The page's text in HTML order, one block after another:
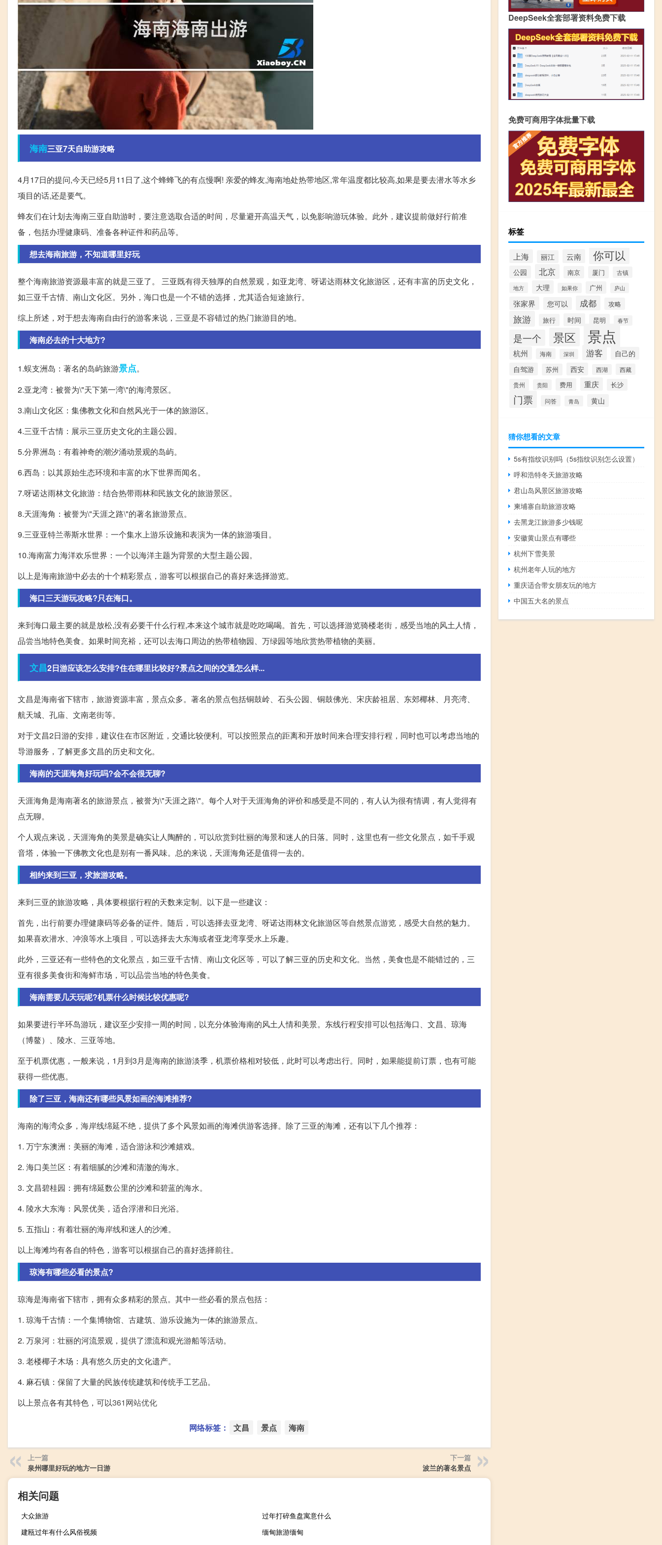
海南三亚7天自助游攻略
4月17日的提问,今天已经5月11日了,这个蜂蜂飞的有点慢啊! 亲爱的蜂友,海南地处热带地区,常年温度都比较高,如果是要去潜水等水乡
项目的话,还是要气。
蜂友们在计划去海南三亚自助游时，要注意选取合适的时间，尽量避开高温天气，以免影响游玩体验。此外，建议提前做好行前准
备，包括办理健康码、准备各种证件和药品等。
想去海南旅游，不知道哪里好玩
整个海南旅游资源最丰富的就是三亚了。 三亚既有得天独厚的自然景观，如亚龙湾、呀诺达雨林文化旅游区，还有丰富的历史文化，
如三亚千古情、南山文化区。另外，海口也是一个不错的选择，尤其适合短途旅行。
综上所述，对于想去海南自由行的游客来说，三亚是不容错过的热门旅游目的地。
海南必去的十大地方?
1.蜈支洲岛：著名的岛屿旅游景点。
2.亚龙湾：被誉为\"天下第一湾\"的海湾景区。
3.南山文化区：集佛教文化和自然风光于一体的旅游区。
4.三亚千古情：展示三亚历史文化的主题公园。
5.分界洲岛：有着神奇的潮汐涌动景观的岛屿。
6.西岛：以其原始生态环境和丰富的水下世界而闻名。
7.呀诺达雨林文化旅游：结合热带雨林和民族文化的旅游景区。
8.天涯海角：被誉为\"天涯之路\"的著名旅游景点。
9.三亚亚特兰蒂斯水世界：一个集水上游乐设施和表演为一体的旅游项目。
10.海南富力海洋欢乐世界：一个以海洋主题为背景的大型主题公园。
以上是海南旅游中必去的十个精彩景点，游客可以根据自己的喜好来选择游览。
海口三天游玩攻略?只在海口。
来到海口最主要的就是放松,没有必要干什么行程,本来这个城市就是吃吃喝喝。首先，可以选择游览骑楼老街，感受当地的风土人情，
品尝当地特色美食。如果时间充裕，还可以去海口周边的热带植物园、万绿园等地欣赏热带植物的美丽。
文昌2日游应该怎么安排?住在哪里比较好?景点之间的交通怎么样...
文昌是海南省下辖市，旅游资源丰富，景点众多。著名的景点包括铜鼓岭、石头公园、铜鼓佛光、宋庆龄祖居、东郊椰林、月亮湾、
航天城、孔庙、文南老街等。
对于文昌2日游的安排，建议住在市区附近，交通比较便利。可以按照景点的距离和开放时间来合理安排行程，同时也可以考虑当地的
导游服务，了解更多文昌的历史和文化。
海南的天涯海角好玩吗?会不会很无聊?
天涯海角是海南著名的旅游景点，被誉为\"天涯之路\"。每个人对于天涯海角的评价和感受是不同的，有人认为很有情调，有人觉得有
点无聊。
个人观点来说，天涯海角的美景是确实让人陶醉的，可以欣赏到壮丽的海景和迷人的日落。同时，这里也有一些文化景点，如千手观
音塔，体验一下佛教文化也是别有一番风味。总的来说，天涯海角还是值得一去的。
相约来到三亚，求旅游攻略。
来到三亚的旅游攻略，具体要根据行程的天数来定制。以下是一些建议：
首先，出行前要办理健康码等必备的证件。随后，可以选择去亚龙湾、呀诺达雨林文化旅游区等自然景点游览，感受大自然的魅力。
如果喜欢潜水、冲浪等水上项目，可以选择去大东海或者亚龙湾享受水上乐趣。
此外，三亚还有一些特色的文化景点，如三亚千古情、南山文化区等，可以了解三亚的历史和文化。当然，美食也是不能错过的，三
亚有很多美食街和海鲜市场，可以品尝当地的特色美食。
海南需要几天玩呢?机票什么时候比较优惠呢?
如果要进行半环岛游玩，建议至少安排一周的时间，以充分体验海南的风土人情和美景。东线行程安排可以包括海口、文昌、琼海
（博鳌）、陵水、三亚等地。
至于机票优惠，一般来说，1月到3月是海南的旅游淡季，机票价格相对较低，此时可以考虑出行。同时，如果能提前订票，也有可能
获得一些优惠。
除了三亚，海南还有哪些风景如画的海滩推荐?
海南的海湾众多，海岸线绵延不绝，提供了多个风景如画的海滩供游客选择。除了三亚的海滩，还有以下几个推荐：
1. 万宁东澳洲：美丽的海滩，适合游泳和沙滩嬉戏。
2. 海口美兰区：有着细腻的沙滩和清澈的海水。
3. 文昌碧桂园：拥有绵延数公里的沙滩和碧蓝的海水。
4. 陵水大东海：风景优美，适合浮潜和日光浴。
5. 五指山：有着壮丽的海岸线和迷人的沙滩。
以上海滩均有各自的特色，游客可以根据自己的喜好选择前往。
琼海有哪些必看的景点?
琼海是海南省下辖市，拥有众多精彩的景点。其中一些必看的景点包括：
1. 琼海千古情：一个集博物馆、古建筑、游乐设施为一体的旅游景点。
2. 万泉河：壮丽的河流景观，提供了漂流和观光游船等活动。
3. 老楼椰子木场：具有悠久历史的文化遗产。
4. 麻石镇：保留了大量的民族传统建筑和传统手工艺品。
以上景点各有其特色，可以361网站优化
网络标签： 文昌 景点 海南
上一篇
泉州哪里好玩的地方一日游
下一篇
波兰的著名景点
相关问题
大众旅游
过年打碎鱼盘寓意什么
建瓯过年有什么风俗视频
缅甸旅游缅甸
DeepSeek全套部署资料免费下载
免费可商用字体批量下载
标签
上海 丽江 云南 你可以
公园 北京 南京 厦门 古镇
地方 大理 如果你 广州 庐山
张家界 您可以 成都 攻略
旅游 旅行 时间 昆明 春节
是一个 景区 景点
杭州 海南 深圳 游客
自己的
自驾游
苏州 西安 西湖 西藏
贵州 贵阳 费用 重庆 长沙
门票 问答 青岛 黄山
猜你想看的文章
5s有指纹识别吗（5s指纹识别怎么设置）
呼和浩特冬天旅游攻略
君山岛风景区旅游攻略
柬埔寨自助旅游攻略
去黑龙江旅游多少钱呢
安徽黄山景点有哪些
杭州下雪美景
杭州老年人玩的地方
重庆适合带女朋友玩的地方
中国五大名的景点